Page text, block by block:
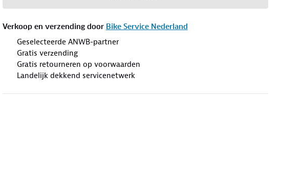
Verkoop en verzending door Bike Service Nederland
Geselecteerde ANWB-partner
Gratis verzending
Gratis retourneren op voorwaarden
Landelijk dekkend servicenetwerk